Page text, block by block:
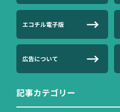
エコチル電子版
広告について
記事カテゴリー